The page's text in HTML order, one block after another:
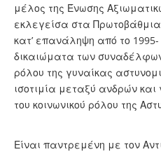
μέλος της Ένωσης
εκλεγείσα στα
κατ’ επανάληψη από το
δικαιώματα των
ρόλου της γυναίκας
ισοτιμία μεταξύ ανδρών
του κοινωνικού ρόλου της
Είναι παντρεμένη με τον